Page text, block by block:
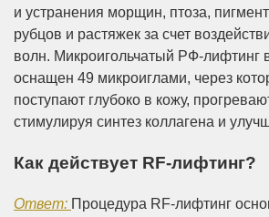
и устранения морщин, птоза,
рубцов и растяжек за счет
волн. Микроигольчатый РФ-лифтинг
оснащен 49 микроиглами, через
поступают глубоко в кожу,
стимулируя синтез коллагена и
Как действует RF-лифтинг?
Ответ: Процедура RF-лифтинг